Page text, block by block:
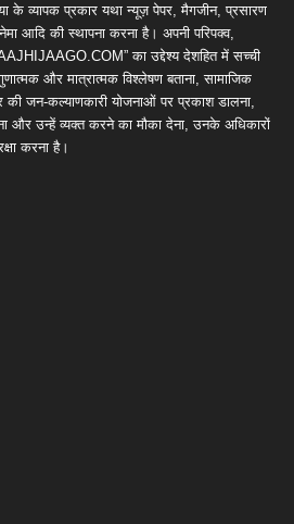
के व्यापक प्रकार यथा न्यूज़ पेपर, मैगजीन, प्रसारण
आदि की स्थापना करना है। अपनी परिपक्व,
का उद्देश्य देशहित में सच्ची
और मात्रात्मक विश्लेषण बताना, सामाजिक
जन-कल्याणकारी योजनाओं पर प्रकाश डालना,
और उन्हें व्यक्त करने का मौका देना, उनके अधिकारों
करना है।